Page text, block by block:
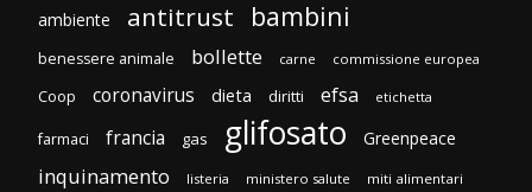
ambiente antitrust bambini
benessere animale bollette carne commissione europea
Coop coronavirus dieta diritti efsa etichetta
farmaci francia gas glifosato Greenpeace
inquinamento listeria ministero salute miti alimentari